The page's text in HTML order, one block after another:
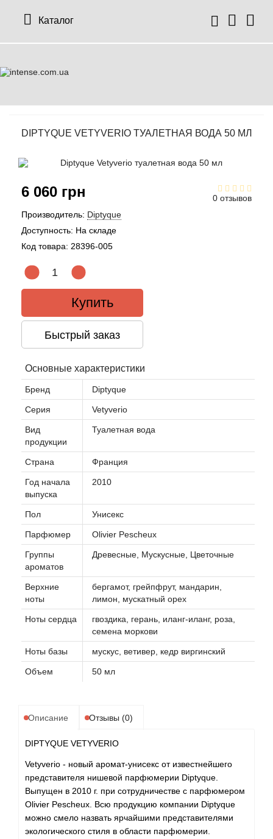
Каталог
DIPTYQUE VETYVERIO ТУАЛЕТНАЯ ВОДА 50 МЛ
0 отзывов
6 060 грн
Производитель: Diptyque
Доступность: На складе
Код товара: 28396-005
Купить
Быстрый заказ
Основные характеристики
Бренд Diptyque
Серия Vetyverio
Вид
продукции
Туалетная вода
Страна Франция
Год начала
выпуска
2010
Пол Унисекс
Парфюмер Olivier Pescheux
Группы
ароматов
Древесные, Мускусные, Цветочные
Верхние
ноты
бергамот, грейпфрут, мандарин,
лимон, мускатный орех
Ноты сердца
гвоздика, герань, иланг-иланг, роза,
семена моркови
Ноты базы мускус, ветивер, кедр виргинский
Объем 50 мл
Описание Отзывы (0)
DIPTYQUE VETYVERIO
Vetyverio - новый аромат-унисекс от известнейшего
представителя нишевой парфюмерии Diptyque.
Выпущен в 2010 г. при сотрудничестве с парфюмером
Olivier Pescheux. Всю продукцию компании Diptyque
можно смело назвать ярчайшими представителями
экологического стиля в области парфюмерии.